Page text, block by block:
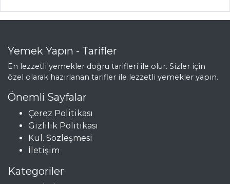
Yemek Yapın - Tarifler
En lezzetli yemekler doğru tarifleri ile olur. Sizler için
özel olarak hazırlanan tarifler ile lezzetli yemekler yapın.
Önemli Sayfalar
Çerez Politikası
Gizlilik Politikası
Kul. Sözleşmesi
İletişim
Kategoriler